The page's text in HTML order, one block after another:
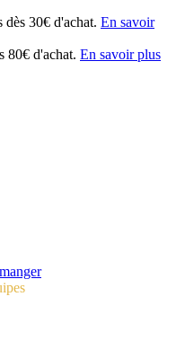
30€ d'achat. En savoir
80€ d'achat. En savoir plus